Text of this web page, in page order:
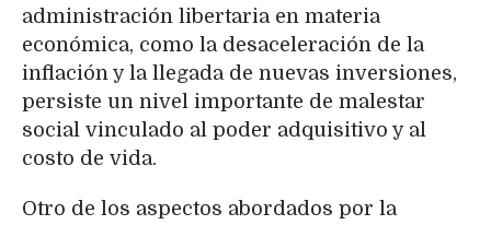
administración libertaria en materia
económica, como la desaceleración de la
inflación y la llegada de nuevas inversiones,
persiste un nivel importante de malestar
social vinculado al poder adquisitivo y al
costo de vida.
Otro de los aspectos abordados por la